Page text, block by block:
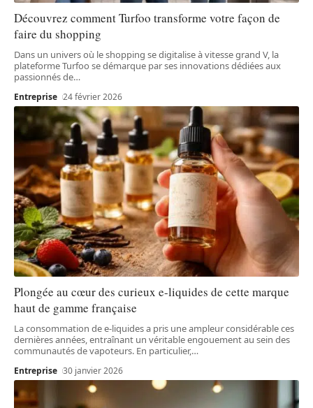
Découvrez comment Turfoo transforme votre façon de
faire du shopping
Dans un univers où le shopping se digitalise à vitesse grand V, la
plateforme Turfoo se démarque par ses innovations dédiées aux
passionnés de…
Entreprise 24 février 2026
Plongée au cœur des curieux e-liquides de cette marque
haut de gamme française
La consommation de e-liquides a pris une ampleur considérable ces
dernières années, entraînant un véritable engouement au sein des
communautés de vapoteurs. En particulier,…
Entreprise 30 janvier 2026